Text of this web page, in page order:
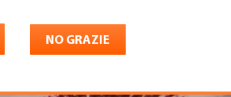
NO GRAZIE